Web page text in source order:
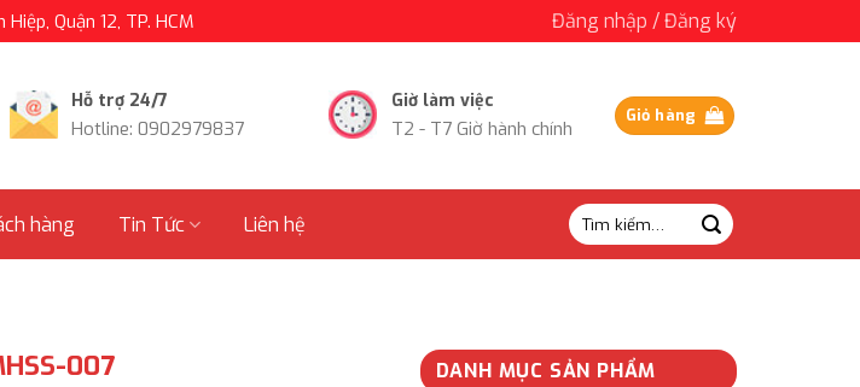
Quận 12, TP. HCM Đăng nhập / Đăng ký
Hỗ trợ 24/7
Hotline: 0902979837
Giờ làm việc
T2 - T7 Giờ hành chính
Giỏ hàng
hàng Tin Tức Liên hệ
Tìm
kiếm:
007 DANH MỤC SẢN PHẨM